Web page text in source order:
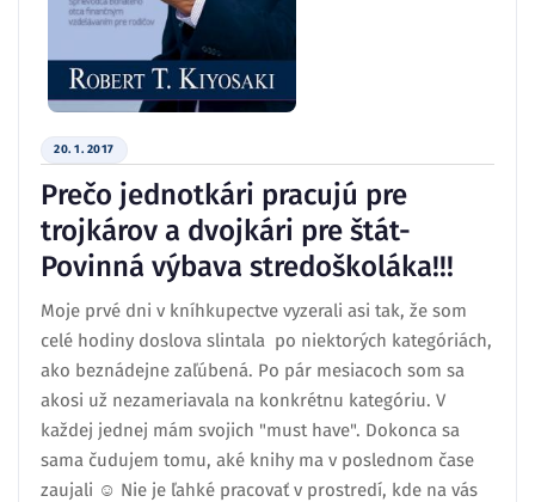
20. 1. 2017
Prečo jednotkári pracujú pre
trojkárov a dvojkári pre štát-
Povinná výbava stredoškoláka!!!
Moje prvé dni v kníhkupectve vyzerali asi tak, že som
celé hodiny doslova slintala po niektorých kategóriách,
ako beznádejne zaľúbená. Po pár mesiacoch som sa
akosi už nezameriavala na konkrétnu kategóriu. V
každej jednej mám svojich "must have". Dokonca sa
sama čudujem tomu, aké knihy ma v poslednom čase
zaujali ☺ Nie je ľahké pracovať v prostredí, kde na vás